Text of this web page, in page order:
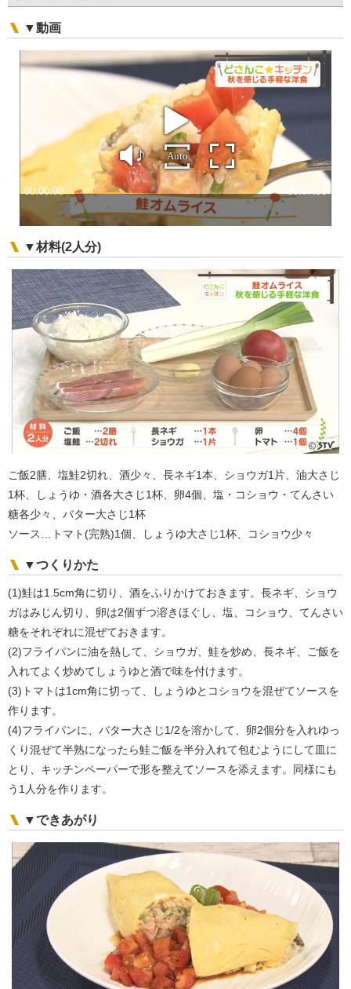
▼動画
▼材料(2人分)
ご飯2膳、塩鮭2切れ、酒少々、長ネギ1本、ショウガ1片、油大さじ
1杯、しょうゆ・酒各大さじ1杯、卵4個、塩・コショウ・てんさい
糖各少々、バター大さじ1杯
ソース…トマト(完熟)1個、しょうゆ大さじ1杯、コショウ少々
▼つくりかた
(1)鮭は1.5cm角に切り、酒をふりかけておきます。長ネギ、ショウ
ガはみじん切り、卵は2個ずつ溶きほぐし、塩、コショウ、てんさい
糖をそれぞれに混ぜておきます。
(2)フライパンに油を熱して、ショウガ、鮭を炒め、長ネギ、ご飯を
入れてよく炒めてしょうゆと酒で味を付けます。
(3)トマトは1cm角に切って、しょうゆとコショウを混ぜてソースを
作ります。
(4)フライパンに、バター大さじ1/2を溶かして、卵2個分を入れゆっ
くり混ぜて半熟になったら鮭ご飯を半分入れて包むようにして皿に
とり、キッチンペーパーで形を整えてソースを添えます。同様にも
う1人分を作ります。
▼できあがり